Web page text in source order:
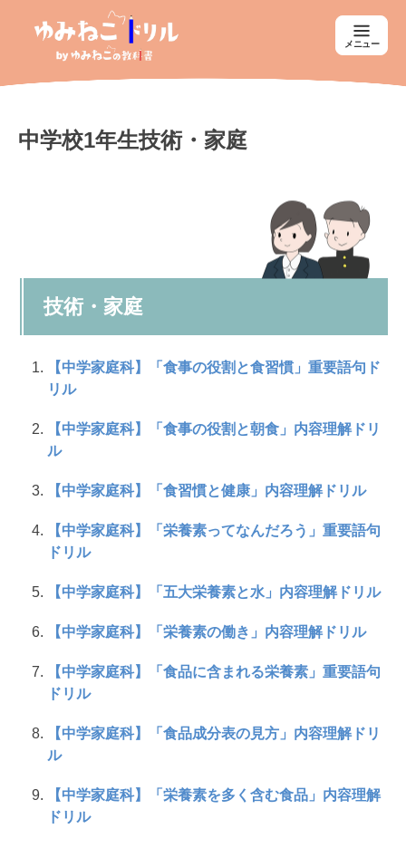
メニュー
中学校1年生技術・家庭
技術・家庭
【中学家庭科】「食事の役割と食習慣」重要語句ド
リル
【中学家庭科】「食事の役割と朝食」内容理解ドリ
ル
【中学家庭科】「食習慣と健康」内容理解ドリル
【中学家庭科】「栄養素ってなんだろう」重要語句
ドリル
【中学家庭科】「五大栄養素と水」内容理解ドリル
【中学家庭科】「栄養素の働き」内容理解ドリル
【中学家庭科】「食品に含まれる栄養素」重要語句
ドリル
【中学家庭科】「食品成分表の見方」内容理解ドリ
ル
【中学家庭科】「栄養素を多く含む食品」内容理解
ドリル